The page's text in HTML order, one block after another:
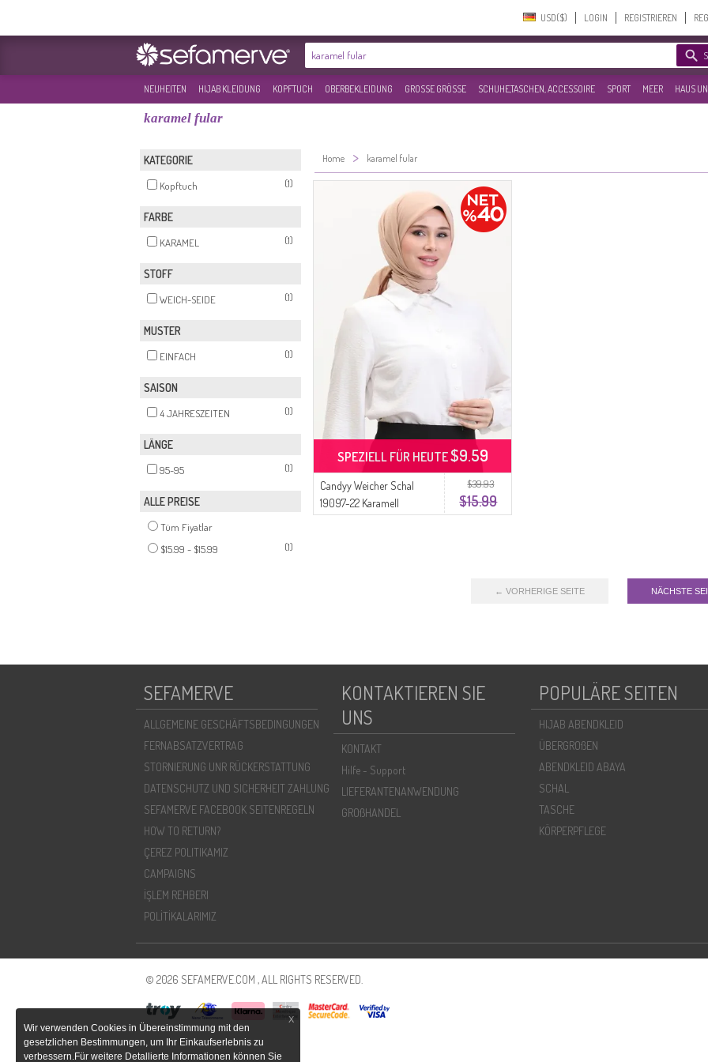
USD($)‎ LOGIN REGISTRIEREN
NEUHEITEN HIJAB KLEIDUNG KOPFTUCH OBERBEKLEIDUNG GROSSE GRÖSSE SCHUHE,TASCHEN, ACCESSOIRE SPORT MEER HAUS
karamel fular
KATEGORIE
Kopftuch (1)
FARBE
KARAMEL (1)
STOFF
WEICH-SEIDE (1)
MUSTER
EINFACH (1)
SAISON
4 JAHRESZEITEN (1)
LÄNGE
95-95 (1)
ALLE PREISE
Tüm Fiyatlar
$15.99 - $15.99
(1)
Home > karamel fular
$39.93
$15.99
Candyy Weicher Schal
19097-22 Karamell
SPEZIELL FÜR HEUTE$9.59
← VORHERIGE SEITE NÄCHSTE
SEFAMERVE
ALLGEMEINE GESCHÄFTSBEDINGUNGEN
FERNABSATZVERTRAG
STORNIERUNG UNR RÜCKERSTATTUNG
DATENSCHUTZ UND SICHERHEIT ZAHLUNG
SEFAMERVE FACEBOOK SEITENREGELN
HOW TO RETURN?
ÇEREZ POLITIKAMIZ
CAMPAIGNS
İŞLEM REHBERI
POLİTİKALARIMIZ
KONTAKTIEREN SIE
UNS
KONTAKT
Hilfe - Support
LIEFERANTENANWENDUNG
GROßHANDEL
POPULÄRE SEITEN
HIJAB ABENDKLEID
ÜBERGROßEN
ABENDKLEID ABAYA
SCHAL
TASCHE
KÖRPERPFLEGE
© 2026 SEFAMERVE.COM , ALL RIGHTS RESERVED.
X
Wir verwenden Cookies in Übereinstimmung mit den
gesetzlichen Bestimmungen, um Ihr Einkaufserlebnis zu
verbessern.Für weitere Detallierte Informationen können Sie